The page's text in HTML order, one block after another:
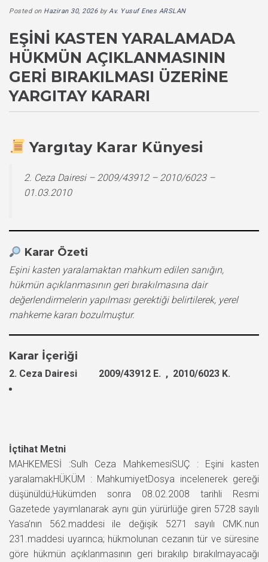
Posted on Haziran 30, 2026byAv. Yusuf Enes ARSLAN
EŞINI KASTEN YARALAMADA
HÜKMÜN AÇIKLANMASININ
GERI BIRAKILMASI ÜZERINE
YARGITAY KARARI
Yargıtay Karar Künyesi
2. Ceza Dairesi – 2009/43912 – 2010/6023 –
01.03.2010
Karar Özeti
Eşini kasten yaralamaktan mahkum edilen sanığın,
hükmün açıklanmasının geri bırakılmasına dair
değerlendirmelerin yapılması gerektiği belirtilerek, yerel
mahkeme kararı bozulmuştur.
Karar İçeriği
2. Ceza Dairesi 2009/43912 E. , 2010/6023 K.
İçtihat Metni
MAHKEMESİ :Sulh Ceza MahkemesiSUÇ : Eşini kasten
yaralamakHÜKÜM : MahkumiyetDosya incelenerek gereği
düşünüldü;Hükümden sonra 08.02.2008 tarihli Resmi
Gazetede yayımlanarak aynı gün yürürlüğe giren 5728 sayılı
Yasa’nın 562.maddesi ile değişik 5271 sayılı CMK.nun
231.maddesi uyarınca; hükmolunan cezanın tür ve süresine
göre hükmün açıklanmasının geri bırakılıp bırakılmayacağı